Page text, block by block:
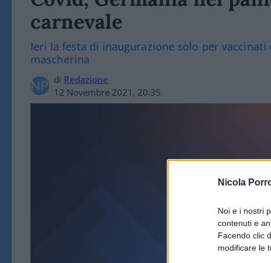
Nicola
Noi e i nostri
contenuti e
Facendo clic
modificare le
carnevale
Ieri la festa di inaugurazione solo per
mascherina
di Redazione
12 Novembre 2021, 20:35